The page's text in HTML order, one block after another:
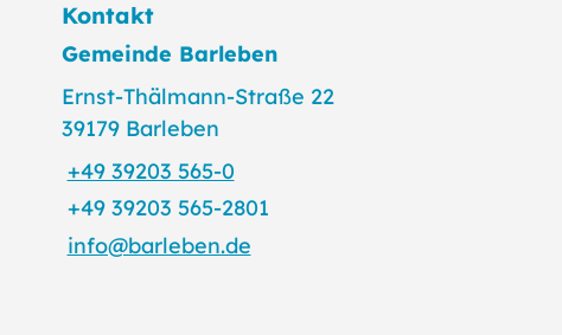
Kontakt
Gemeinde Barleben
Ernst-Thälmann-Straße 22
39179 Barleben
+49 39203 565-0
+49 39203 565-2801
info@barleben.de